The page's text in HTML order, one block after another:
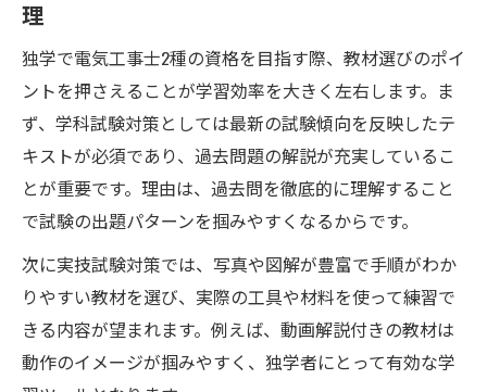
理
独学で電気工事士2種の資格を目指す際、教材選びのポイ
ントを押さえることが学習効率を大きく左右します。ま
ず、学科試験対策としては最新の試験傾向を反映したテ
キストが必須であり、過去問題の解説が充実しているこ
とが重要です。理由は、過去問を徹底的に理解すること
で試験の出題パターンを掴みやすくなるからです。
次に実技試験対策では、写真や図解が豊富で手順がわか
りやすい教材を選び、実際の工具や材料を使って練習で
きる内容が望まれます。例えば、動画解説付きの教材は
動作のイメージが掴みやすく、独学者にとって有効な学